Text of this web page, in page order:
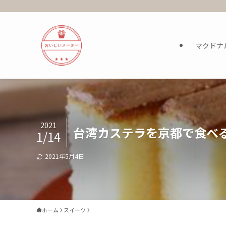
マクドナ
台湾カステラを京都で食べ
2021
1/14
2021年5月4日
ホーム スイーツ